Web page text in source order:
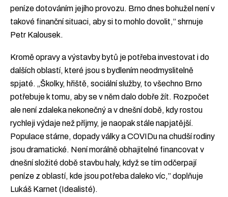
peníze dotováním jejího provozu. Brno dnes bohužel není v
takové finanční situaci, aby si to mohlo dovolit,” shrnuje
Petr Kalousek.
Kromě opravy a výstavby bytů je potřeba investovat i do
dalších oblastí, které jsou s bydlením neodmyslitelně
spjaté. „Školky, hřiště, sociální služby, to všechno Brno
potřebuje k tomu, aby se v něm dalo dobře žít. Rozpočet
ale není zdaleka nekonečný a v dnešní době, kdy rostou
rychleji výdaje než příjmy, je naopak stále napjatější.
Populace stárne, dopady války a COVIDu na chudší rodiny
jsou dramatické. Není morálně obhajitelné financovat v
dnešní složité době stavbu haly, když se tím odčerpají
peníze z oblastí, kde jsou potřeba daleko víc,” doplňuje
Lukáš Karnet (Idealisté).